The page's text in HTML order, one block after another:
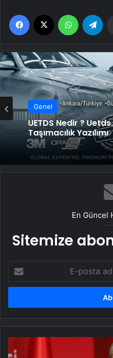
Facebook WhatsApp
Genel
UETDS Nedir ?
Genel
2026 Umre Fiyatları
Fiyatları ve Umre
En Güncel
Sitemize
posta
adresinizi
lideri